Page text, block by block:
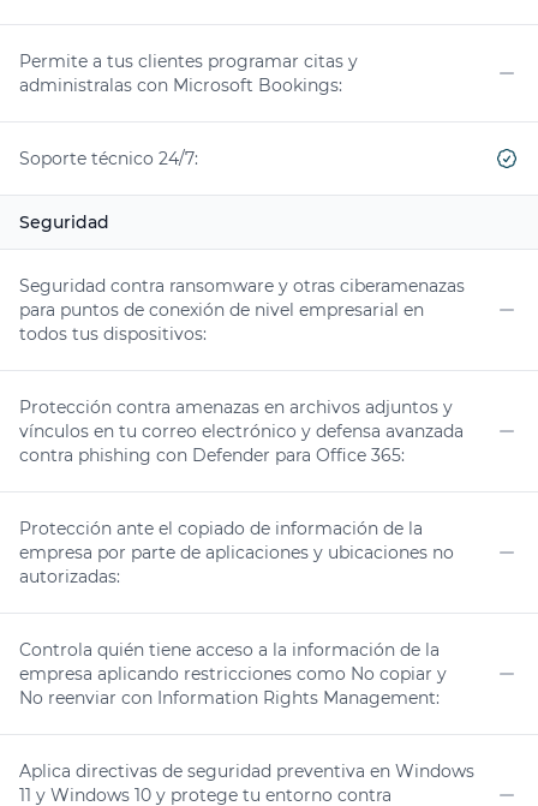
Permite a tus clientes programar citas y
administralas con Microsoft Bookings:
Soporte técnico 24/7:
Seguridad
Seguridad contra ransomware y otras ciberamenazas
para puntos de conexión de nivel empresarial en
todos tus dispositivos:
Protección contra amenazas en archivos adjuntos y
vínculos en tu correo electrónico y defensa avanzada
contra phishing con Defender para Office 365:
Protección ante el copiado de información de la
empresa por parte de aplicaciones y ubicaciones no
autorizadas:
Controla quién tiene acceso a la información de la
empresa aplicando restricciones como No copiar y
No reenviar con Information Rights Management:
Aplica directivas de seguridad preventiva en Windows
11 y Windows 10 y protege tu entorno contra